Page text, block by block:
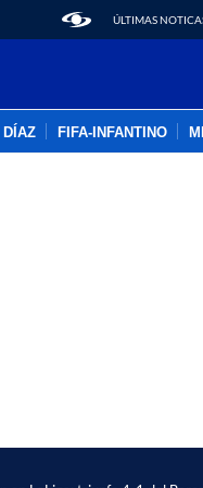
ÚLTIMAS
DÍAZ FIFA-INFANTINO